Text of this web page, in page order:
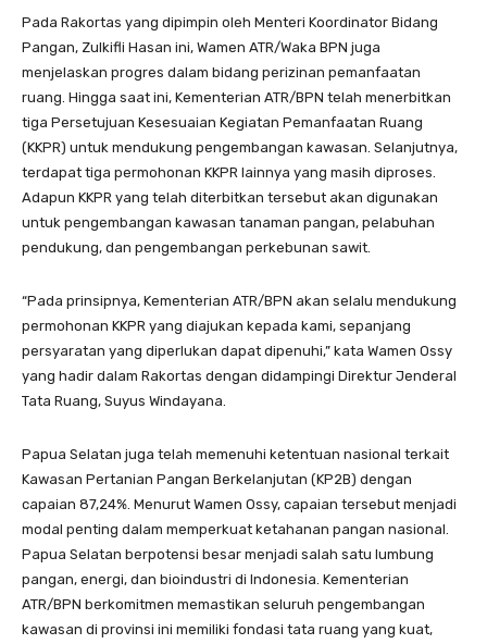
Pada Rakortas yang dipimpin oleh Menteri Koordinator Bidang
Pangan, Zulkifli Hasan ini, Wamen ATR/Waka BPN juga
menjelaskan progres dalam bidang perizinan pemanfaatan
ruang. Hingga saat ini, Kementerian ATR/BPN telah menerbitkan
tiga Persetujuan Kesesuaian Kegiatan Pemanfaatan Ruang
(KKPR) untuk mendukung pengembangan kawasan. Selanjutnya,
terdapat tiga permohonan KKPR lainnya yang masih diproses.
Adapun KKPR yang telah diterbitkan tersebut akan digunakan
untuk pengembangan kawasan tanaman pangan, pelabuhan
pendukung, dan pengembangan perkebunan sawit.
“Pada prinsipnya, Kementerian ATR/BPN akan selalu mendukung
permohonan KKPR yang diajukan kepada kami, sepanjang
persyaratan yang diperlukan dapat dipenuhi,” kata Wamen Ossy
yang hadir dalam Rakortas dengan didampingi Direktur Jenderal
Tata Ruang, Suyus Windayana.
Papua Selatan juga telah memenuhi ketentuan nasional terkait
Kawasan Pertanian Pangan Berkelanjutan (KP2B) dengan
capaian 87,24%. Menurut Wamen Ossy, capaian tersebut menjadi
modal penting dalam memperkuat ketahanan pangan nasional.
Papua Selatan berpotensi besar menjadi salah satu lumbung
pangan, energi, dan bioindustri di Indonesia. Kementerian
ATR/BPN berkomitmen memastikan seluruh pengembangan
kawasan di provinsi ini memiliki fondasi tata ruang yang kuat,